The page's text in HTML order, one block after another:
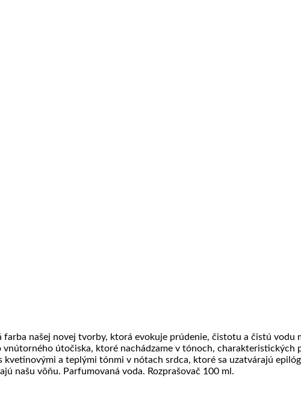
farba našej novej tvorby, ktorá evokuje prúdenie, čistotu a čistú vodu
útočiska, ktoré nachádzame v tónoch, charakteristických
a teplými tónmi v nótach srdca, ktoré sa uzatvárajú
našu vôňu. Parfumovaná voda. Rozprašovač 100 ml.